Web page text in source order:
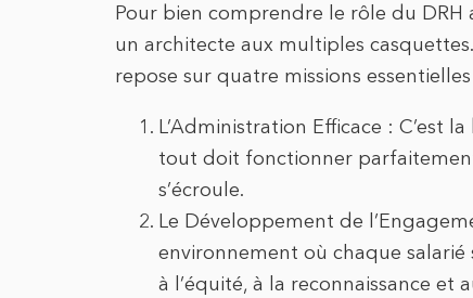
Pour bien comprendre le rôle du
un architecte aux multiples
repose sur quatre missions
L’Administration Efficace : C’est
tout doit fonctionner
s’écroule.
Le Développement de
environnement où chaque salarié
à l’équité, à la reconnaissance et